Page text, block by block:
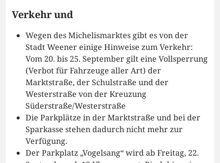
Verkehr und
Wegen des Michelismarktes gibt es von der
Stadt Weener einige Hinweise zum Verkehr:
Vom 20. bis 25. September gilt eine Vollsperrung
(Verbot für Fahrzeuge aller Art) der
Marktstraße, der Schulstraße und der
Westerstraße von der Kreuzung
Süderstraße/Westerstraße
Die Parkplätze in der Marktstraße und bei der
Sparkasse stehen dadurch nicht mehr zur
Verfügung.
Der Parkplatz „Vogelsang“ wird ab Freitag, 22.